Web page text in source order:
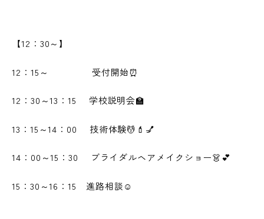
【12：30～】
12：15～ 受付開始⏰
12：30～13：15 学校説明会🏫
13：15～14：00 技術体験💆💄💅
14：00～15：30 ブライダルヘアメイクショー👗💕
15：30～16：15 進路相談☺